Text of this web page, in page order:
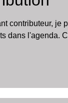
contributeur, je
dans l'agenda.